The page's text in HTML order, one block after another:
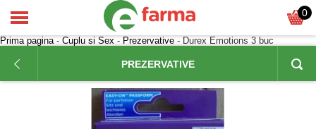
0
Prima pagina- Cuplu si Sex - Prezervative - Durex Emotions 3 buc
PREZERVATIVE